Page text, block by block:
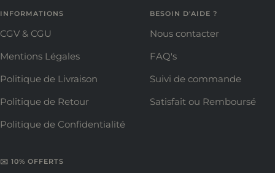
INFORMATIONS
CGV & CGU
Mentions Légales
Politique de Livraison
Politique de Retour
Politique de Confidentialité
BESOIN D'AIDE ?
Nous contacter
FAQ's
Suivi de commande
Satisfait ou Remboursé
✉️ 10% OFFERTS